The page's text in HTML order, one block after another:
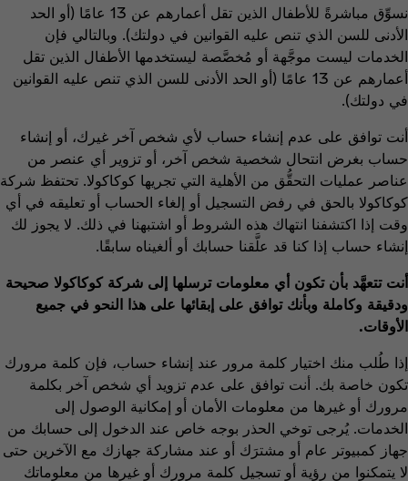
نسوِّق مباشرةً للأطفال الذين تقل أعمارهم عن 13 عامًا (أو الحد
الأدنى للسن الذي تنص عليه القوانين في دولتك). وبالتالي فإن
الخدمات ليست موجَّهة أو مُخصَّصة ليستخدمها الأطفال الذين تقل
أعمارهم عن 13 عامًا (أو الحد الأدنى للسن الذي تنص عليه القوانين
في دولتك).
أنت توافق على عدم إنشاء حساب لأي شخص آخر غيرك، أو إنشاء
حساب بغرض انتحال شخصية شخص آخر، أو تزوير أي عنصر من
عناصر عمليات التحقُّق من الأهلية التي تجريها كوكاكولا. تحتفظ شركة
كوكاكولا بالحق في رفض التسجيل أو إلغاء الحساب أو تعليقه في أي
وقت إذا اكتشفنا انتهاك هذه الشروط أو اشتبهنا في ذلك. لا يجوز لك
إنشاء حساب إذا كنا قد علَّقنا حسابك أو ألغيناه سابقًا.
أنت تتعهَّد بأن تكون أي معلومات ترسلها إلى شركة كوكاكولا صحيحة
ودقيقة وكاملة وبأنك توافق على إبقائها على هذا النحو في جميع
الأوقات.
إذا طُلب منك اختيار كلمة مرور عند إنشاء حساب، فإن كلمة مرورك
تكون خاصة بك. أنت توافق على عدم تزويد أي شخص آخر بكلمة
مرورك أو غيرها من معلومات الأمان أو إمكانية الوصول إلى
الخدمات. يُرجى توخي الحذر بوجه خاص عند الدخول إلى حسابك من
جهاز كمبيوتر عام أو مشترَك أو عند مشاركة جهازك مع الآخرين حتى
لا يتمكنوا من رؤية أو تسجيل كلمة مرورك أو غيرها من معلوماتك